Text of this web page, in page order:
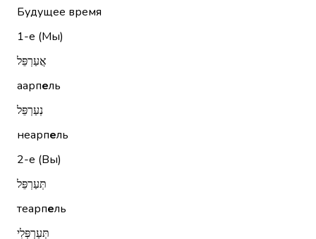
Будущее время
1-е (Мы)
אֲעַרְפֵּל
аарпель
נְעַרְפֵּל
неарпель
2-е (Вы)
תְּעַרְפֵּל
теарпель
תְּעַרְפְּלִי